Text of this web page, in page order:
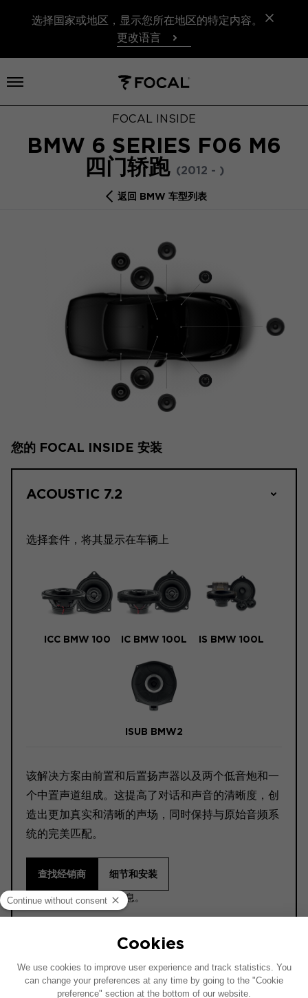
选择国家或地区，显示您所在地区的特定内容。
更改语言
打开菜单
FOCAL INSIDE
BMW 6 SERIES F06 M6
四门轿跑 (2012 - )
返回 BMW 车型列表
您的 FOCAL INSIDE 安装
ACOUSTIC 7.2
选择套件，将其显示在车辆上
ICC BMW 100 IC BMW 100L IS BMW 100L
ISUB BMW2
该解决方案由前置和后置扬声器以及两个低音炮和一
个中置声道组成。这提高了对话和声音的清晰度，创
造出更加真实和清晰的声场，同时保持与原始音频系
统的完美匹配。
查找经销商 细节和安装
ⓘ 请在购买前阅读本信息。
ACTIVE